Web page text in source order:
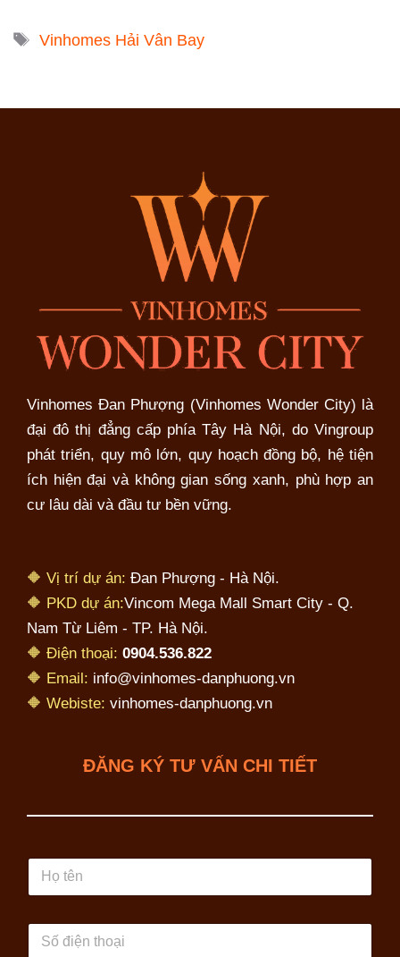
Tags
Vinhomes Hải Vân Bay
Vinhomes Đan Phượng (Vinhomes Wonder City) là
đại đô thị đẳng cấp phía Tây Hà Nội, do Vingroup
phát triển, quy mô lớn, quy hoạch đồng bộ, hệ tiện
ích hiện đại và không gian sống xanh, phù hợp an
cư lâu dài và đầu tư bền vững.
🔶 Vị trí dự án: Đan Phượng - Hà Nội.
🔶 PKD dự án:Vincom Mega Mall Smart City - Q.
Nam Từ Liêm - TP. Hà Nội.
🔶 Điện thoại: 0904.536.822
🔶 Email: info@vinhomes-danphuong.vn
🔶 Webiste: vinhomes-danphuong.vn
ĐĂNG KÝ TƯ VẤN CHI TIẾT
H
t
S